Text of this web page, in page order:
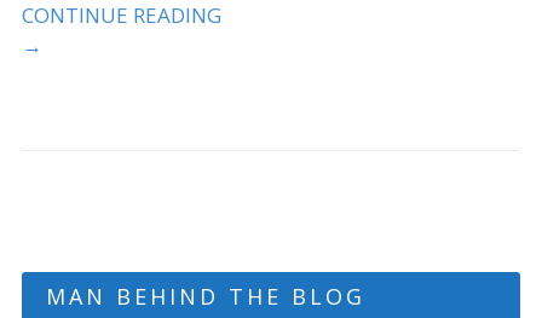
CONTINUE READING
→
MAN BEHIND THE BLOG